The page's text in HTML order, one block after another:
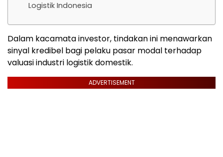
Logistik Indonesia
Dalam kacamata investor, tindakan ini menawarkan
sinyal kredibel bagi pelaku pasar modal terhadap
valuasi industri logistik domestik.
ADVERTISEMENT